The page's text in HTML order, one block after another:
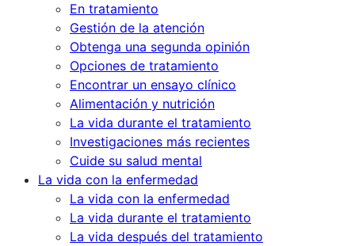
En tratamiento
Gestión de la atención
Obtenga una segunda opinión
Opciones de tratamiento
Encontrar un ensayo clínico
Alimentación y nutrición
La vida durante el tratamiento
Investigaciones más recientes
Cuide su salud mental
La vida con la enfermedad
La vida con la enfermedad
La vida durante el tratamiento
La vida después del tratamiento